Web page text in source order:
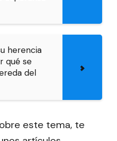
herencia
qué se
del
este tema, te